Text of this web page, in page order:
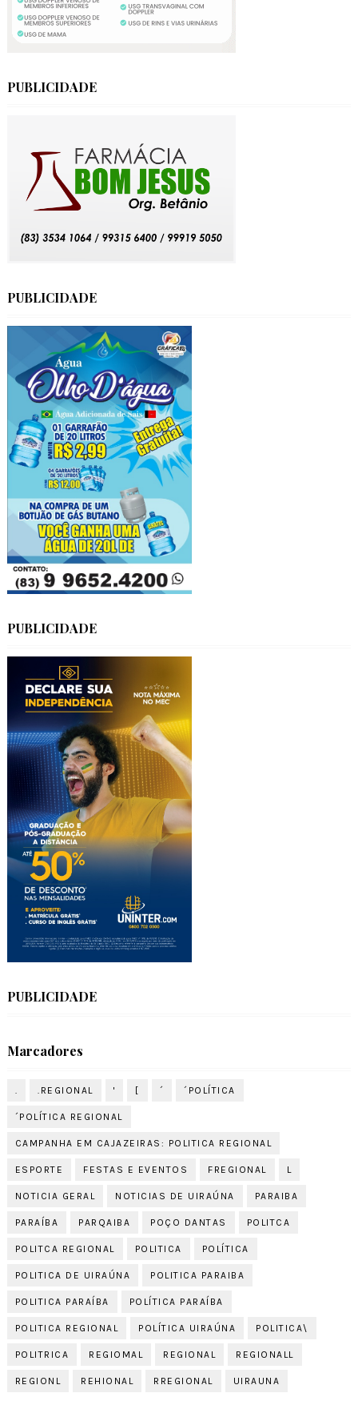
PUBLICIDADE
PUBLICIDADE
PUBLICIDADE
PUBLICIDADE
Marcadores
.REGIONAL ' [ ´ ´POLÍTICA
´POLÍTICA REGIONAL
CAMPANHA EM CAJAZEIRAS: POLITICA REGIONAL
ESPORTE FESTAS E EVENTOS FREGIONAL L
NOTICIA GERAL NOTICIAS DE UIRAÚNA PARAIBA
PARAÍBA PARQAIBA POÇO DANTAS POLITCA
POLITCA REGIONAL POLITICA POLÍTICA
POLITICA DE UIRAÚNA POLITICA PARAIBA
POLITICA PARAÍBA POLÍTICA PARAÍBA
POLITICA REGIONAL POLÍTICA UIRAÚNA POLITICA\
POLITRICA REGIOMAL REGIONAL REGIONALL
REGIONL REHIONAL RREGIONAL UIRAUNA